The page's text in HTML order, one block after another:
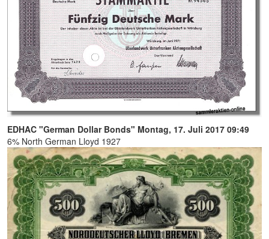
EDHAC "German Dollar Bonds" Montag, 17. Juli 2017 09:49
6% North German Lloyd 1927